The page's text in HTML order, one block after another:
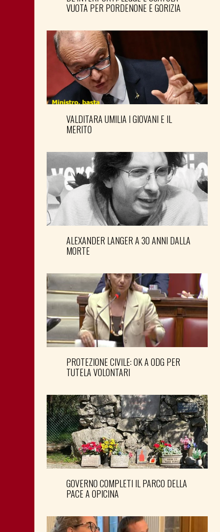
VUOTA PER PORDENONE E GORIZIA
VALDITARA UMILIA I GIOVANI E IL
MERITO
ALEXANDER LANGER A 30 ANNI DALLA
MORTE
PROTEZIONE CIVILE: OK A ODG PER
TUTELA VOLONTARI
GOVERNO COMPLETI IL PARCO DELLA
PACE A OPICINA